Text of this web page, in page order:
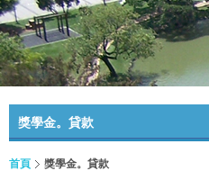
獎學金。貸款
首頁 獎學金。貸款